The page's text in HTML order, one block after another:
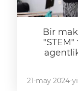
Bir
21-may 2024-